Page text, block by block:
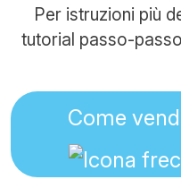
Per istruzioni più
tutorial passo-
Come